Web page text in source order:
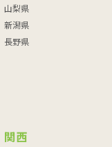
山梨県
新潟県
長野県
関西